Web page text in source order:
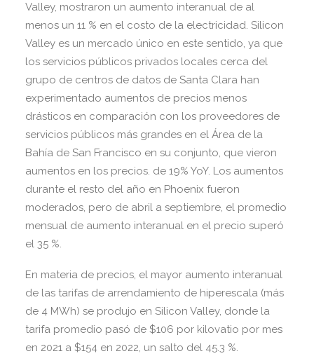
Valley, mostraron un aumento interanual de al
menos un 11 % en el costo de la electricidad. Silicon
Valley es un mercado único en este sentido, ya que
los servicios públicos privados locales cerca del
grupo de centros de datos de Santa Clara han
experimentado aumentos de precios menos
drásticos en comparación con los proveedores de
servicios públicos más grandes en el Área de la
Bahía de San Francisco en su conjunto, que vieron
aumentos en los precios. de 19% YoY. Los aumentos
durante el resto del año en Phoenix fueron
moderados, pero de abril a septiembre, el promedio
mensual de aumento interanual en el precio superó
el 35 %.
En materia de precios, el mayor aumento interanual
de las tarifas de arrendamiento de hiperescala (más
de 4 MWh) se produjo en Silicon Valley, donde la
tarifa promedio pasó de $106 por kilovatio por mes
en 2021 a $154 en 2022, un salto del 45.3 %.